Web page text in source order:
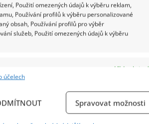
Použití omezených údajů k výběru reklam,
Používání profilů k výběru personalizované
obsah, Používání profilů pro výběr
služeb, Použití omezených údajů k výběru
Vždy aktivní
přenášených informací.
účelech
Spravovat možnosti
Jakmile žena ve veřejné
to vezme jako sympatické